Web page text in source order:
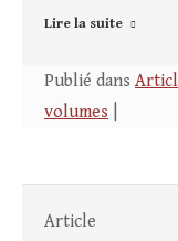
Lire la suite
Publié dans
volumes
Article